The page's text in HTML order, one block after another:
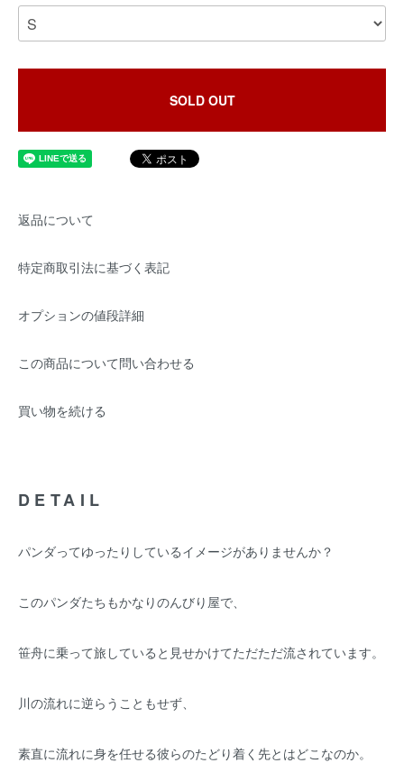
SOLD OUT
返品について
特定商取引法に基づく表記
オプションの値段詳細
この商品について問い合わせる
買い物を続ける
DETAIL
パンダってゆったりしているイメージがありませんか？
このパンダたちもかなりのんびり屋で、
笹舟に乗って旅していると見せかけてただただ流されています。
川の流れに逆らうこともせず、
素直に流れに身を任せる彼らのたどり着く先とはどこなのか。